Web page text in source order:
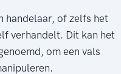
handelaar, of zelfs het
verhandelt. Dit kan het
om een vals